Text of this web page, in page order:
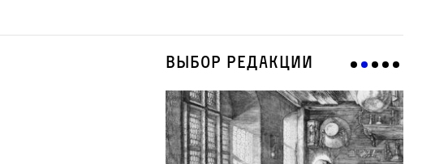
Выбор редакции